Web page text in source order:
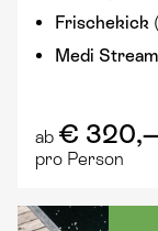
Frischekick
Medi
ab €
pro Person